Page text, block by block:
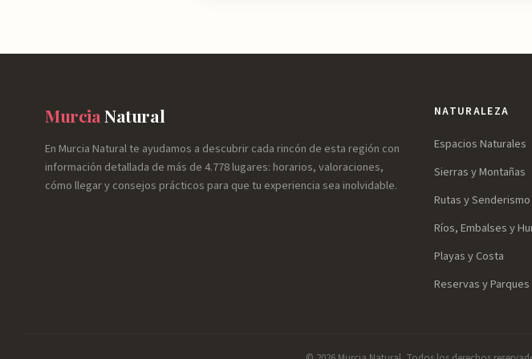
Murcia Natural
En Murcia Natural te ayudamos a descubrir cada rincón de esta región con
información detallada de más de 4.778 lugares: horarios, valoraciones,
cómo llegar y consejos prácticos para que tu experiencia sea inolvidable.
NATURALEZA
Espacios Naturales
Sierras y Montañas
Rutas y Senderismo
Ríos, Embalses y
Playas y Costa
Reservas y